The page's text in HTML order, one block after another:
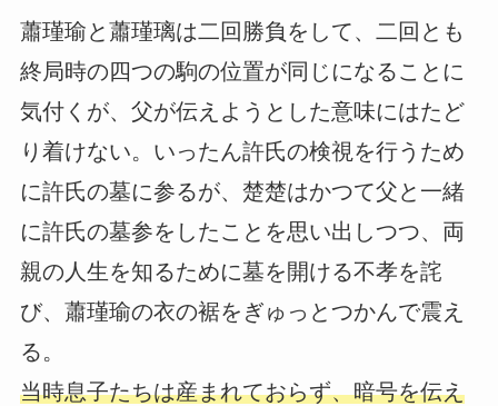
蕭瑾瑜と蕭瑾璃は二回勝負をして、二回とも
終局時の四つの駒の位置が同じになることに
気付くが、父が伝えようとした意味にはたど
り着けない。いったん許氏の検視を行うため
に許氏の墓に参るが、楚楚はかつて父と一緒
に許氏の墓参をしたことを思い出しつつ、両
親の人生を知るために墓を開ける不孝を詫
び、蕭瑾瑜の衣の裾をぎゅっとつかんで震え
る。
当時息子たちは産まれておらず、暗号を伝え